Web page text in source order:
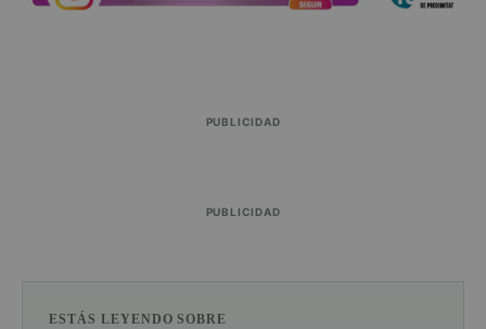
PUBLICIDAD
PUBLICIDAD
ESTÁS LEYENDO SOBRE